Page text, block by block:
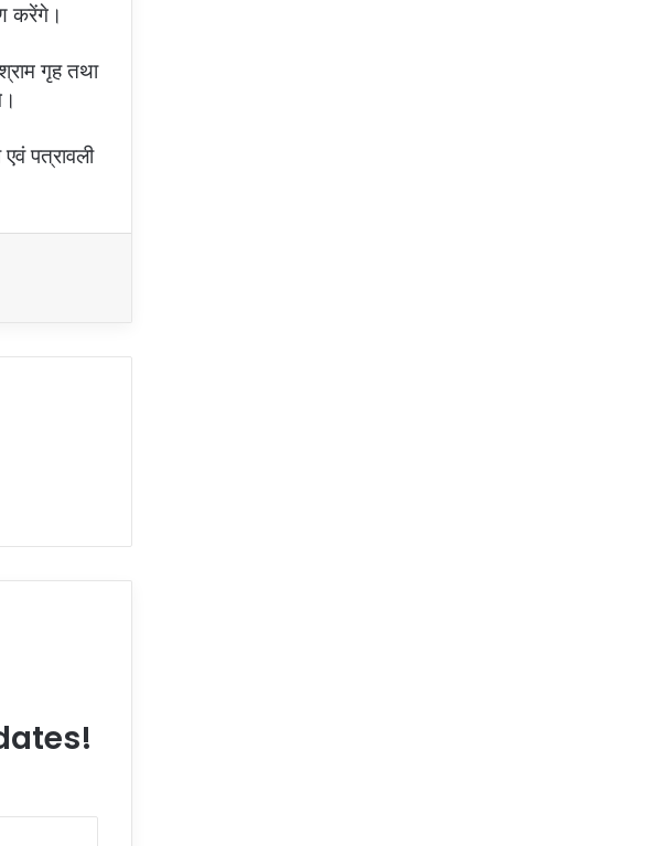
करेंगे।
गृह तथा
पत्रावली